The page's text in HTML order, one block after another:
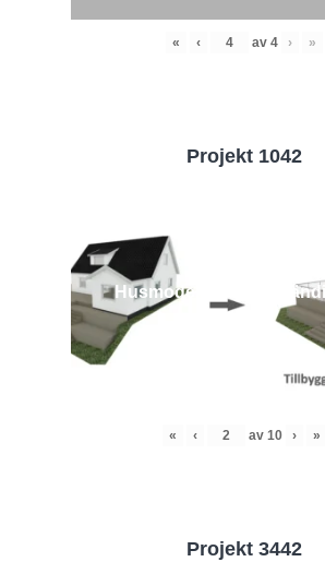
« ‹ av 4 › »
Projekt 1042
Husmodell 1042 -
« ‹ av 10 › »
Projekt 3442